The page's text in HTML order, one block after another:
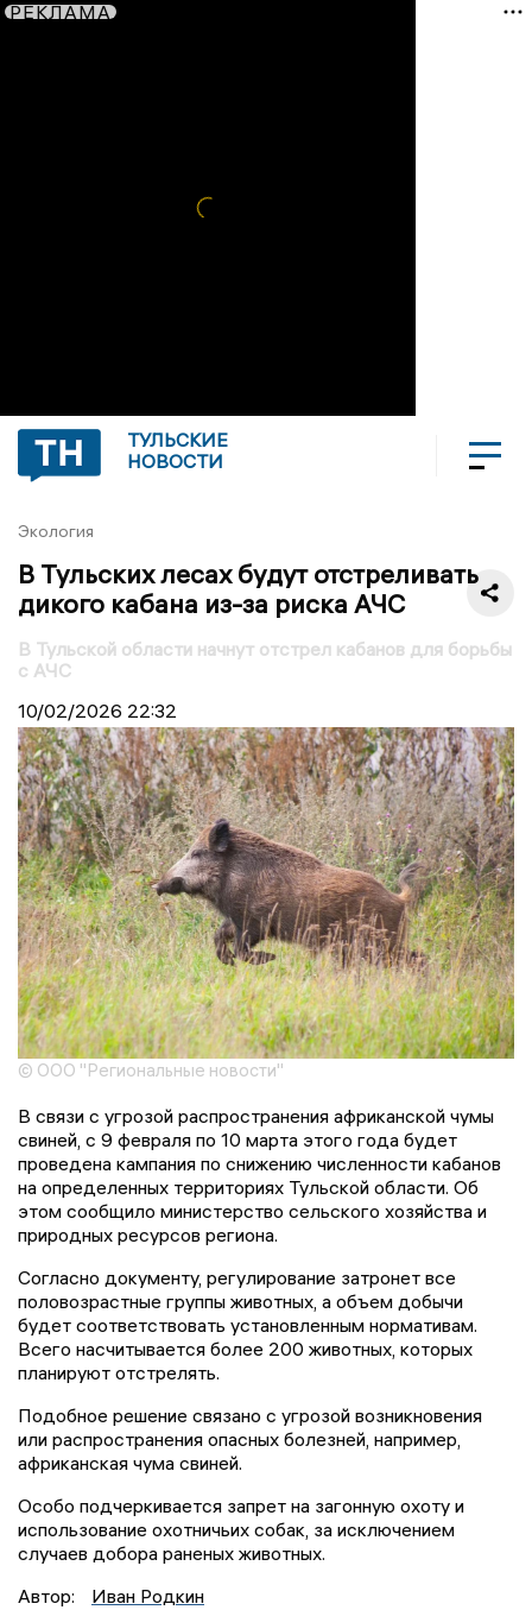
РЕКЛАМА
ТУЛЬСКИЕ
НОВОСТИ
Экология
В Тульских лесах будут отстреливать
дикого кабана из-за риска АЧС
В Тульской области начнут отстрел кабанов для борьбы
с АЧС
10/02/2026 22:32
© ООО "Региональные новости"
В связи с угрозой распространения африканской чумы
свиней, с 9 февраля по 10 марта этого года будет
проведена кампания по снижению численности кабанов
на определенных территориях Тульской области. Об
этом сообщило министерство сельского хозяйства и
природных ресурсов региона.
Согласно документу, регулирование затронет все
половозрастные группы животных, а объем добычи
будет соответствовать установленным нормативам.
Всего насчитывается более 200 животных, которых
планируют отстрелять.
Подобное решение связано с угрозой возникновения
или распространения опасных болезней, например,
африканская чума свиней.
Особо подчеркивается запрет на загонную охоту и
использование охотничьих собак, за исключением
случаев добора раненых животных.
Автор:
Иван Родкин